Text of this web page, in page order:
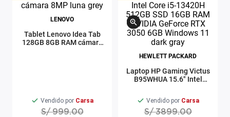
LENOVO
Tablet Lenovo Idea Tab
128GB 8GB RAM cámara
Vendido por Carsa
S/ 999.00
HEWLETT PACKARD
Laptop HP Gaming Victus
B95WHUA 15.6" Intel
GeForce RTX 3050 6GB
Windows 11 dark gray
Vendido por Carsa
S/ 3899.00